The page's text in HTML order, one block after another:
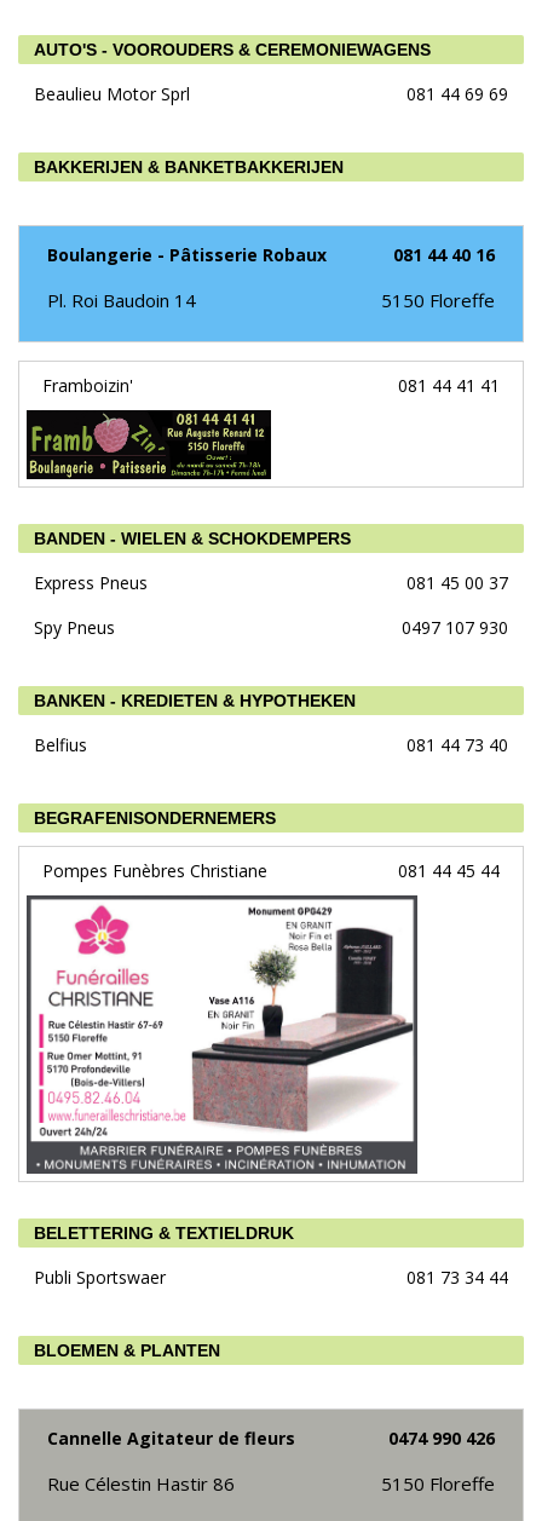
AUTO'S - VOOROUDERS & CEREMONIEWAGENS
Beaulieu Motor Sprl 081 44 69 69
BAKKERIJEN & BANKETBAKKERIJEN
Boulangerie - Pâtisserie Robaux 081 44 40 16
Pl. Roi Baudoin 14 5150 Floreffe
Framboizin' 081 44 41 41
BANDEN - WIELEN & SCHOKDEMPERS
Express Pneus
081 45 00 37
Spy Pneus
0497 107 930
BANKEN - KREDIETEN & HYPOTHEKEN
Belfius 081 44 73 40
BEGRAFENISONDERNEMERS
Pompes Funèbres Christiane 081 44 45 44
BELETTERING & TEXTIELDRUK
Publi Sportswaer 081 73 34 44
BLOEMEN & PLANTEN
Cannelle Agitateur de fleurs 0474 990 426
Rue Célestin Hastir 86 5150 Floreffe